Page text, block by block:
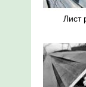
Лист